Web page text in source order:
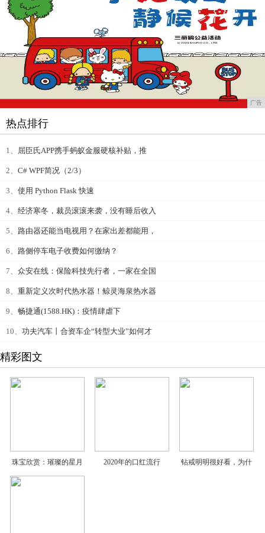
广告
热点排行
1、 屈臣氏APP携手蚂蚁金服硬核补贴，推
2、 C# WPF简况（2/3）
3、 使用 Python Flask 快速
4、 经济寒冬，裁员滚滚来袭，没有睡后收入
5、 路由器还能当电视用？在家出差都能用，
6、 路侧停车电子收费如何缴纳？
7、 众安在线：保险科技先行者，一家在全国
8、 重新定义次时代热水器！鲸灵海泉热水器
9、 畅捷通(1588.HK)：疫情肆虐下
10、 功夫汽车丨合资车企“转型大业”如何才
精彩图文
珠宝欣赏：璀璨的星月 2020年的口红流行 钻戒明明很好看，为什